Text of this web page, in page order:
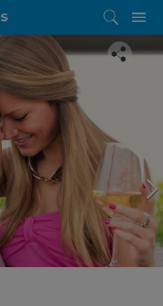
piedāvājums?
atlikuši tikai daži soļi